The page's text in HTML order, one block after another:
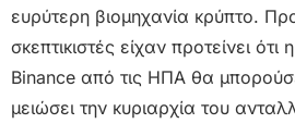
ευρύτερη βιομηχανία κρύπτο.
σκεπτικιστές είχαν προτείνει
Binance από τις ΗΠΑ θα
μειώσει την κυριαρχία του